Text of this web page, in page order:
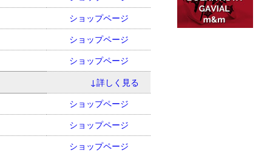
ショップページ
ショップページ
ショップページ
↓詳しく見る
ショップページ
ショップページ
ショップページ